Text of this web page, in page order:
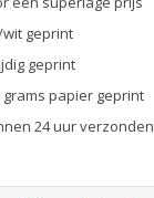
geprint
geprint
papier geprint
24 uur verzonden